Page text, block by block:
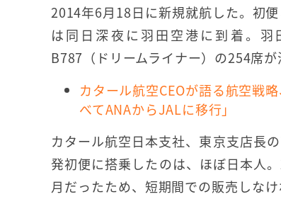
2014年6月18日に新規就航した。初
は同日深夜に羽田空港に到着。
B787（ドリームライナー）の254席が
カタール航空CEOが語る航空戦
べてANAからJALに移行」
カタール航空日本支社、東京支店長
発初便に搭乗したのは、ほぼ日本人
月だったため、短期間での販売しな